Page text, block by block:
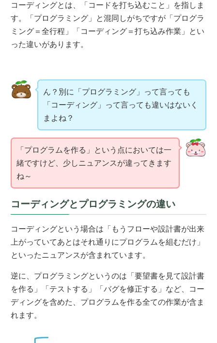
コーディングとは、「コードを打ち込むこと」を指しま
す。「プログラミング」と混同しがちですが「プログラ
ミング＝全行程」「コーディング＝打ち込み作業」とい
った違いがあります。
ん？別に「プログラミング」って言っても
「コーディング」って言っても違いはないく
まよね？
「プログラムを作る」という点においては一
緒ですけど、少しニュアンスが違ってきます
ね～
コーディングとプログラミングの違い
コーディングという場合は「もうフローや設計書が出来
上がっていてあとはそれ通りにプログラムを組むだけ」
といったニュアンスが含まれています。
逆に、プログラミングというのは「要望書を見て設計書
を作る」「テストする」「バグを修正する」など、コー
ディングを含めた、プログラムを作る全ての作業が含ま
れます。